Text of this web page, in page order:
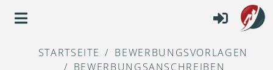
STARTSEITE
BEWERBUNGSVORLAGEN
BEWERBUNGSANSCHREIBEN